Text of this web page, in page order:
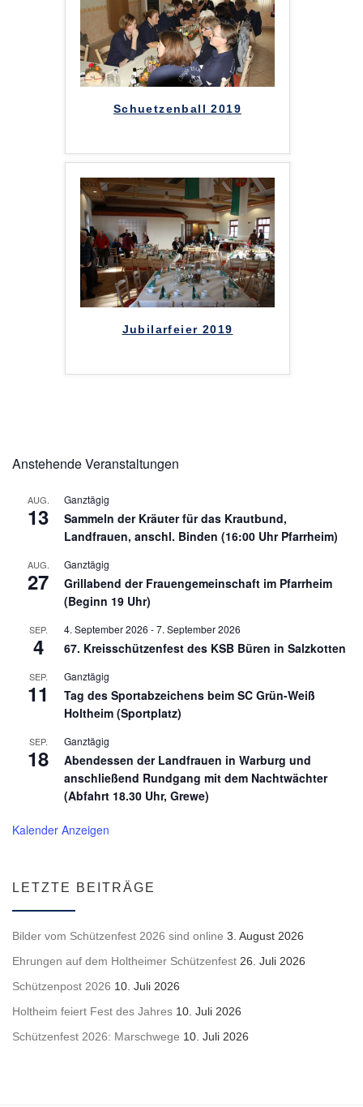
Schuetzenball 2019
Jubilarfeier 2019
Anstehende Veranstaltungen
AUG.
13
Ganztägig
Sammeln der Kräuter für das Krautbund,
Landfrauen, anschl. Binden (16:00 Uhr Pfarrheim)
AUG.
27
Ganztägig
Grillabend der Frauengemeinschaft im Pfarrheim
(Beginn 19 Uhr)
SEP.
4
4. September 2026 -7. September 2026
67. Kreisschützenfest des KSB Büren in Salzkotten
SEP.
11
Ganztägig
Tag des Sportabzeichens beim SC Grün-Weiß
Holtheim (Sportplatz)
SEP.
18
Ganztägig
Abendessen der Landfrauen in Warburg und
anschließend Rundgang mit dem Nachtwächter
(Abfahrt 18.30 Uhr, Grewe)
Kalender Anzeigen
LETZTE BEITRÄGE
Bilder vom Schützenfest 2026 sind online 3. August 2026
Ehrungen auf dem Holtheimer Schützenfest 26. Juli 2026
Schützenpost 2026 10. Juli 2026
Holtheim feiert Fest des Jahres 10. Juli 2026
Schützenfest 2026: Marschwege 10. Juli 2026